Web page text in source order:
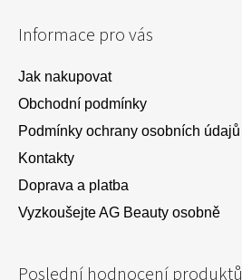
Informace pro vás
Jak nakupovat
Obchodní podmínky
Podmínky ochrany osobních údajů
Kontakty
Doprava a platba
Vyzkoušejte AG Beauty osobně
Poslední hodnocení produktů